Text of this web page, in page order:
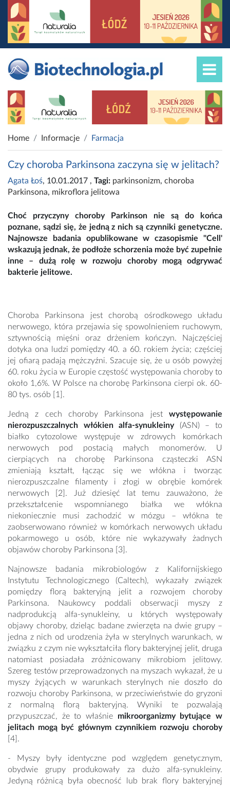
Home Informacje Farmacja
Czy choroba Parkinsona zaczyna się w jelitach?
Agata Łoś, 10.01.2017 , Tagi: parkinsonizm, choroba
Parkinsona, mikroflora jelitowa
Choć przyczyny choroby Parkinson nie są do końca
poznane, sądzi się, że jedną z nich są czynniki genetyczne.
Najnowsze badania opublikowane w czasopismie "Cell'
wskazują jednak, że podłoże schorzenia może być zupełnie
inne – dużą rolę w rozwoju choroby mogą odgrywać
bakterie jelitowe.
Choroba Parkinsona jest chorobą ośrodkowego układu
nerwowego, która przejawia się spowolnieniem ruchowym,
sztywnością mięśni oraz drżeniem kończyn. Najczęściej
dotyka ona ludzi pomiędzy 40. a 60. rokiem życia; częściej
jej ofiarą padają mężczyźni. Szacuje się, że u osób powyżej
60. roku życia w Europie częstość występowania choroby to
około 1,6%. W Polsce na chorobę Parkinsona cierpi ok. 60-
80 tys. osób [1].
Jedną z cech choroby Parkinsona jest występowanie
nierozpuszczalnych włókien alfa-synukleiny(ASN) – to
białko cytozolowe występuje w zdrowych komórkach
nerwowych pod postacią małych monomerów. U
cierpiących na chorobę Parkinsona cząsteczki ASN
zmieniają kształt, łącząc się we włókna i tworząc
nierozpuszczalne filamenty i złogi w obrębie komórek
nerwowych [2]. Już dziesięć lat temu zauważono, że
przekształcenie wspomnianego białka we włókna
niekoniecznie musi zachodzić w mózgu – włókna te
zaobserwowano również w komórkach nerwowych układu
pokarmowego u osób, które nie wykazywały żadnych
objawów choroby Parkinsona [3].
Najnowsze badania mikrobiologów z Kalifornijskiego
Instytutu Technologicznego (Caltech), wykazały związek
pomiędzy florą bakteryjną jelit a rozwojem choroby
Parkinsona. Naukowcy poddali obserwacji myszy z
nadprodukcją alfa-synukleiny, u których występowały
objawy choroby, dzieląc badane zwierzęta na dwie grupy –
jedna z nich od urodzenia żyła w sterylnych warunkach, w
związku z czym nie wykształciła flory bakteryjnej jelit, druga
natomiast posiadała zróżnicowany mikrobiom jelitowy.
Szereg testów przeprowadzonych na myszach wykazał, że u
myszy żyjących w warunkach sterylnych nie doszło do
rozwoju choroby Parkinsona, w przeciwieństwie do gryzoni
z normalną florą bakteryjną. Wyniki te pozwalają
przypuszczać, że to właśnie mikroorganizmy bytujące w
jelitach mogą być głównym czynnikiem rozwoju choroby
[4].
- Myszy były identyczne pod względem genetycznym,
obydwie grupy produkowały za dużo alfa-synukleiny.
Jedyną różnicą była obecność lub brak flory bakteryjnej